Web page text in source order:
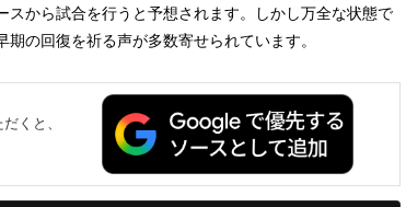
スから試合を行うと予想されます。しかし万全な状態で
の回復を祈る声が多数寄せられています。
くと、